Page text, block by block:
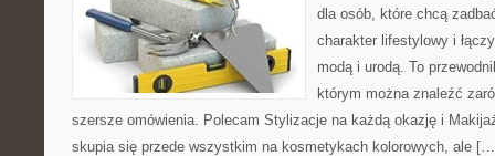
dla osób, które chcą
charakter lifestylowy i
modą i urodą. To
którym można znaleźć
szersze omówienia. Polecam Stylizacje na każdą okazję i
skupia się przede wszystkim na kosmetykach kolorowych, ale